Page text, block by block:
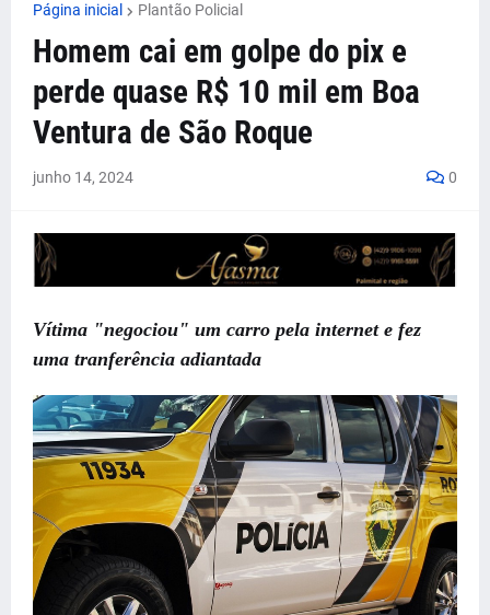
Página inicial Plantão Policial
Homem cai em golpe do pix e
perde quase R$ 10 mil em Boa
Ventura de São Roque
junho 14, 2024 0
Vítima "negociou" um carro pela internet e fez
uma tranferência adiantada